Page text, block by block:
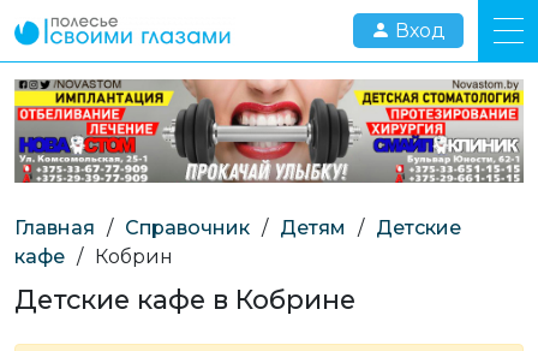
Вход
Главная / Справочник / Детям / Детские
кафе / Кобрин
Детские кафе в Кобрине